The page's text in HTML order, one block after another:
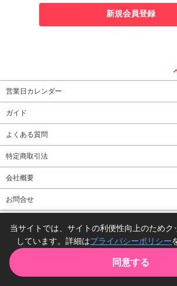
新規会員登録
営業日カレンダー
ガイド
よくある質問
特定商取引法
会社概要
お問合せ
Copyright(C)
当サイトでは、サイトの利便性向上のためク
しています。詳細はプライバシーポリシー
同意する